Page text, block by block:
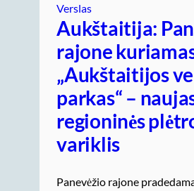
Verslas
Aukštaitija:
rajone
„Aukštaitijos
parkas“ –
regioninės
variklis
Panevėžio rajone